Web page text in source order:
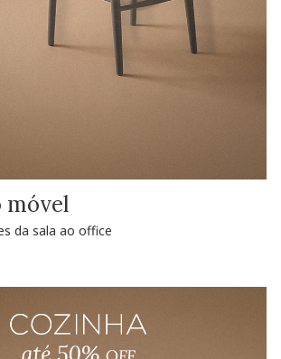
móvel
da sala ao office